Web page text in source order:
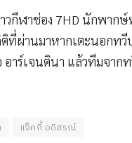
วกีฬาช่อง 7HD นักพาก
ที่ผ่านมาหากเตะนอกท
าร์เจนตินา แล้วทีมจา
แจ็คกี้ อดิสรณ์